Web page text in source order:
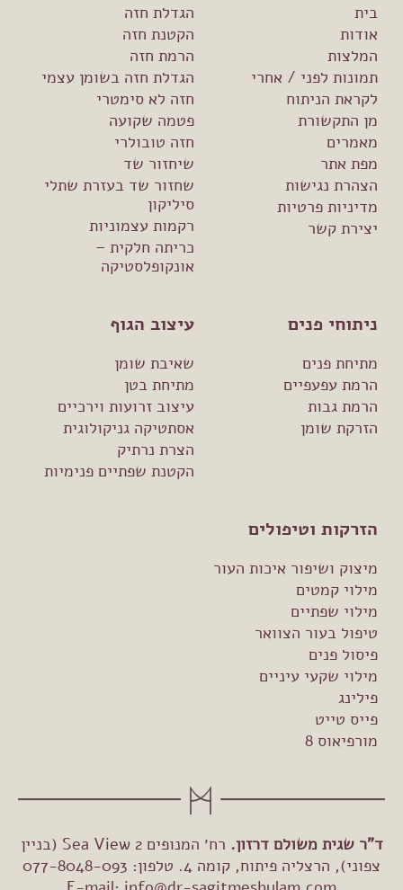
בית
אודות
המלצות
תמונות לפני / אחרי
לקראת הניתוח
מן התקשורת
מאמרים
מפת אתר
הצהרת נגישות
מדיניות פרטיות
יצירת קשר
הגדלת חזה
הקטנת חזה
הרמת חזה
הגדלת חזה בשומן עצמי
חזה לא סימטרי
פטמה שקועה
חזה טובולרי
שיחזור שד
שחזור שד בעזרת שתלי
סיליקון
רקמות עצמוניות
כריתה חלקית –
אונקופלסטיקה
ניתוחי פנים
מתיחת פנים
הרמת עפעפיים
הרמת גבות
הזרקת שומן
עיצוב הגוף
שאיבת שומן
מתיחת בטן
עיצוב זרועות וירכיים
אסתטיקה גניקולוגית
הצרת נרתיק
הקטנת שפתיים פנימיות
הזרקות וטיפולים
מיצוק ושיפור איכות העור
מילוי קמטים
מילוי שפתיים
טיפול בעור הצוואר
פיסול פנים
מילוי שקעי עיניים
פילינג
פייס טייט
מורפיאוס 8
ד"ר שגית משולם דרזון.
רח׳ המנופים 2 Sea View (בניין
צפוני), הרצליה פיתוח, קומה 4. טלפון: 077-8048-093